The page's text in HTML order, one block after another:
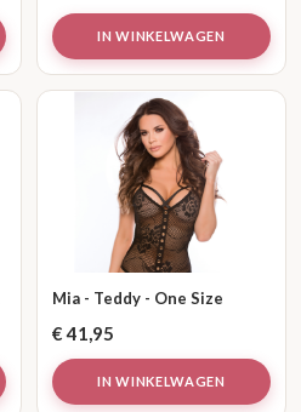
IN WINKELWAGEN
Mia - Teddy - One Size
€41,95
IN WINKELWAGEN